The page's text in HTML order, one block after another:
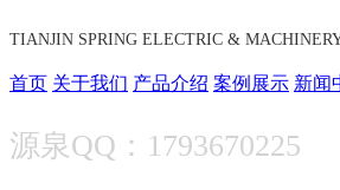
TIANJIN SPRING ELECTRIC &
首页 关于我们 产品介绍 案例展示 新闻
源泉QQ：1793670225